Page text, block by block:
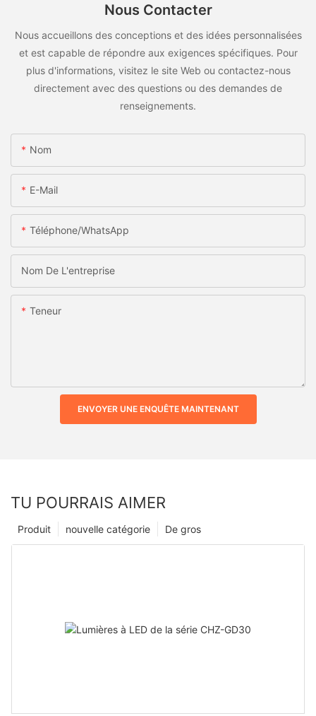
Nous Contacter
Nous accueillons des conceptions et des idées personnalisées
et est capable de répondre aux exigences spécifiques. Pour
plus d'informations, visitez le site Web ou contactez-nous
directement avec des questions ou des demandes de
renseignements.
Nom
E-Mail
Téléphone/WhatsApp
Nom De L'entreprise
Teneur
ENVOYER UNE ENQUÊTE MAINTENANT
TU POURRAIS AIMER
De gros
nouvelle catégorie
Produit